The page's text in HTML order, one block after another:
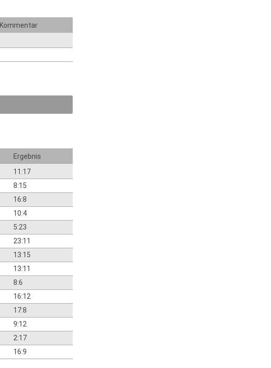
Kommentar
Ergebnis
11:17
8:15
16:8
10:4
5:23
23:11
13:15
13:11
8:6
16:12
17:8
9:12
2:17
16:9